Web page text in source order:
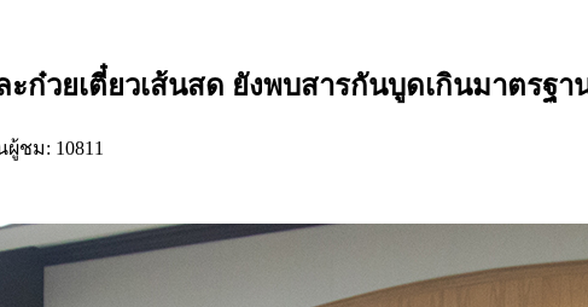
ก๋วยเตี๋ยวเส้นสด ยังพบสารกันบูดเกินมาตรฐา
ผู้ชม: 10811